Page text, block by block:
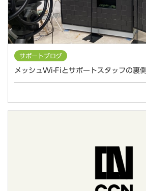
サポートブログ
メッシュWi-Fiとサポートスタッフの裏側